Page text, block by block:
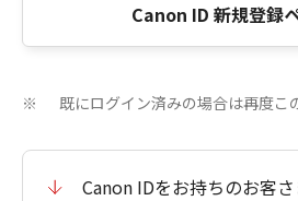
Canon ID 新規登録
※ 既にログイン済みの場合は再度こ
Canon IDをお持ちのお客